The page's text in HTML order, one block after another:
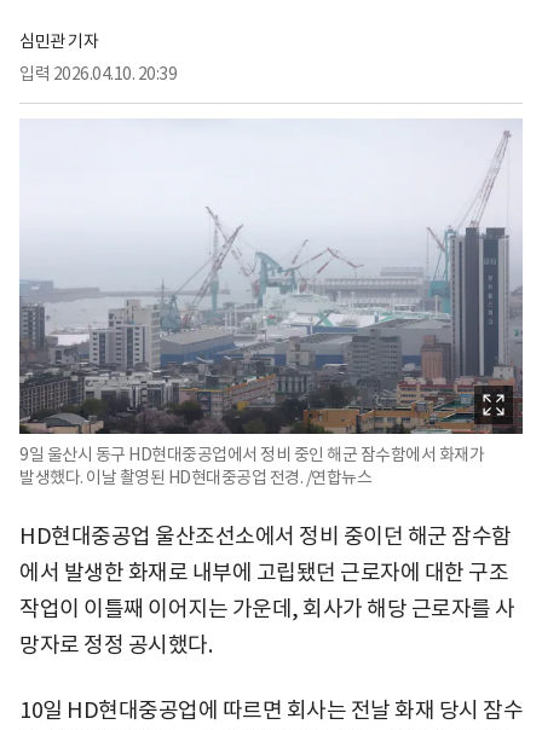
심민관 기자
입력 2026.04.10. 20:39
9일 울산시 동구 HD현대중공업에서 정비 중인 해군 잠수함에서 화재가
발생했다. 이날 촬영된 HD현대중공업 전경. /연합뉴스
HD현대중공업 울산조선소에서 정비 중이던 해군 잠수함
에서 발생한 화재로 내부에 고립됐던 근로자에 대한 구조
작업이 이틀째 이어지는 가운데, 회사가 해당 근로자를 사
망자로 정정 공시했다.
10일 HD현대중공업에 따르면 회사는 전날 화재 당시 잠수